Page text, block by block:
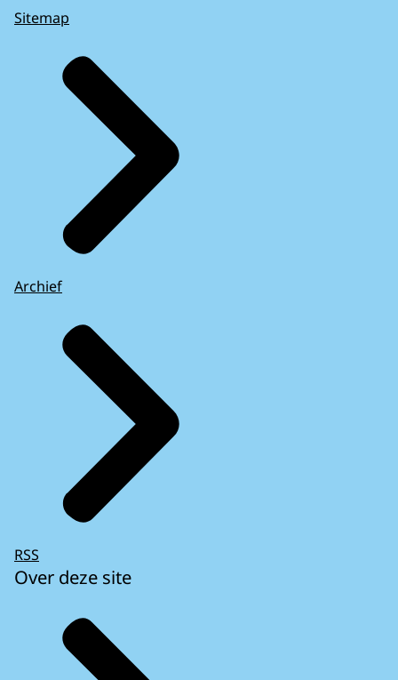
Sitemap
Archief
RSS
Over deze site